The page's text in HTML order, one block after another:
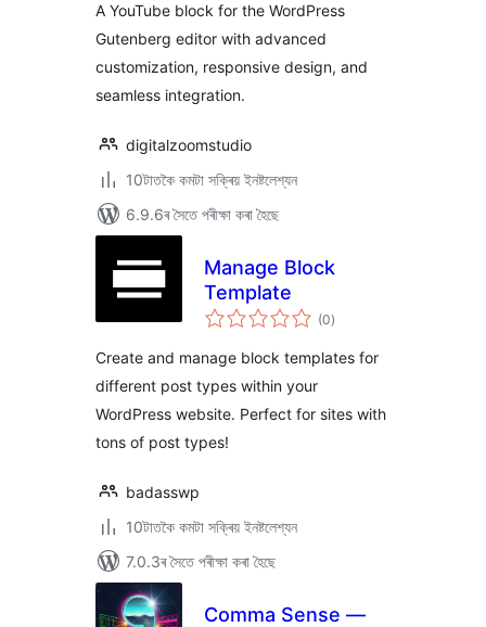
A YouTube block for the WordPress
Gutenberg editor with advanced
customization, responsive design, and
seamless integration.
digitalzoomstudio
10টাতকৈ কমটা সক্ৰিয় ইনষ্টলেশ্যন
6.9.6ৰ সৈতে পৰীক্ষা কৰা হৈছে
Manage Block
Template
(0টা
মুঠ)
Create and manage block templates for
different post types within your
WordPress website. Perfect for sites with
tons of post types!
badasswp
10টাতকৈ কমটা সক্ৰিয় ইনষ্টলেশ্যন
7.0.3ৰ সৈতে পৰীক্ষা কৰা হৈছে
Comma Sense —